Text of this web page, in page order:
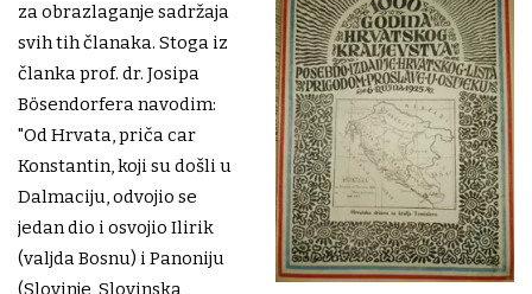
za obrazlaganje sadržaja
svih tih članaka. Stoga iz
članka prof. dr. Josipa
Bösendorfera navodim:
"Od Hrvata, priča car
Konstantin, koji su došli u
Dalmaciju, odvojio se
jedan dio i osvojio Ilirik
(valjda Bosnu) i Panoniju
(Slovinje, Slovinska